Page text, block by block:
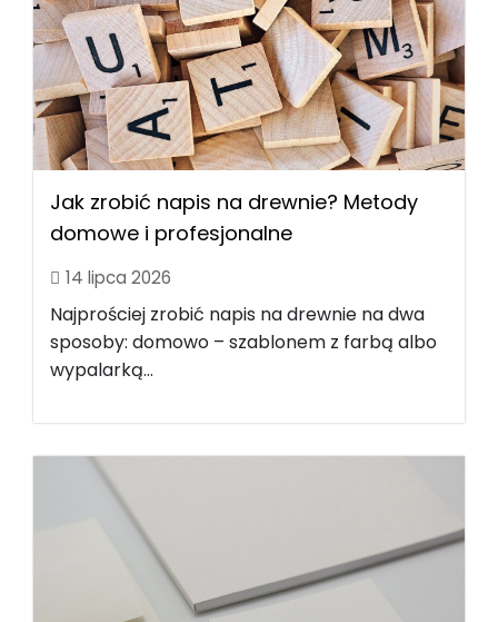
Jak zrobić napis na drewnie? Metody
domowe i profesjonalne
14 lipca 2026
Najprościej zrobić napis na drewnie na dwa
sposoby: domowo – szablonem z farbą albo
wypalarką...